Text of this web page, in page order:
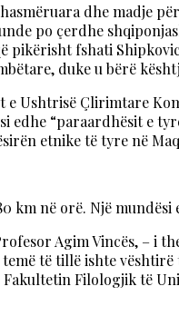
dhe madje
po çerdhe
pikërisht fshati
duke u bërë
e Ushtrisë Çlirimtare
edhe “paraardhësit e
etnike të tyre në
km në orë. Një mundësi
Agim Vincës, – i
të tillë ishte
Filologjik të